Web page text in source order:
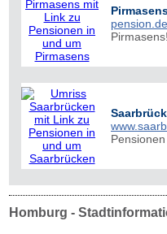
pension.de
Pirmasens!
Homburg -